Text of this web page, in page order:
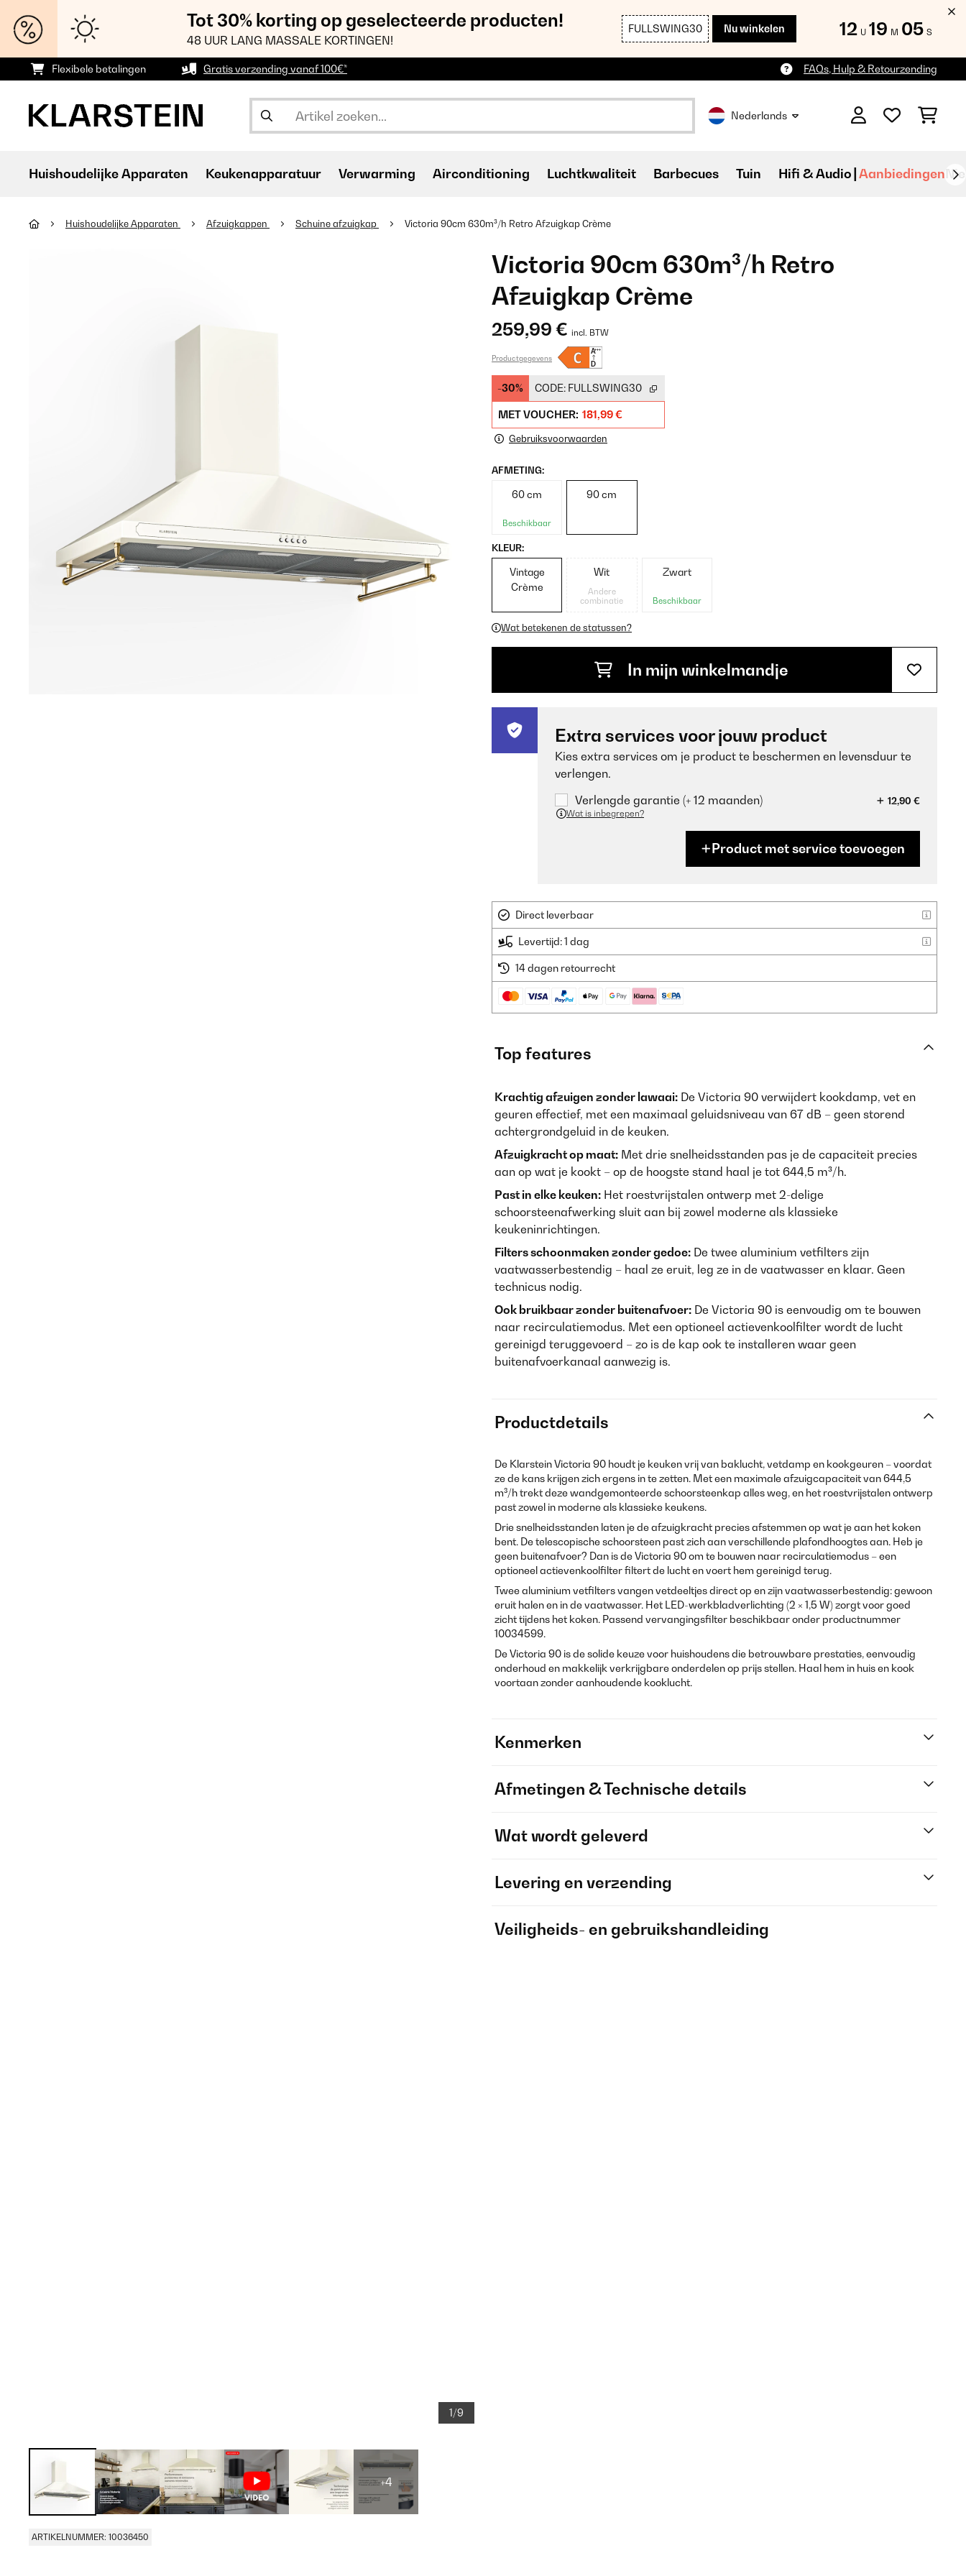
Tot 30% korting op geselecteerde producten!
48 UUR LANG MASSALE KORTINGEN!
FULLSWING30 Nu winkelen 12 U 19 M 04 S
Flexibele betalingen Gratis verzending vanaf 100€* FAQs, Hulp & Retourzending
Nederlands
Huishoudelijke Apparaten Keukenapparatuur Verwarming Airconditioning Luchtkwaliteit Barbecues Tuin Hifi & Audio Aanbiedingen
Huishoudelijke Apparaten Afzuigkappen Schuine afzuigkap Victoria 90cm 630m³/h Retro Afzuigkap Crème
1/9
+4
ARTIKELNUMMER: 10036450
Victoria 90cm 630m³/h Retro
Afzuigkap Crème
259,99 € incl. BTW
Productgegevens
-30% CODE: FULLSWING30
MET VOUCHER: 181,99 €
Gebruiksvoorwaarden
AFMETING:
60 cm
Beschikbaar
90 cm
KLEUR:
Vintage
Crème
Wit
Andere
combinatie
Zwart
Beschikbaar
Wat betekenen de statussen?
In mijn winkelmandje
Extra services voor jouw product
Kies extra services om je product te beschermen en levensduur te
verlengen.
Verlengde garantie (+ 12 maanden)
12,90 €
Wat is inbegrepen?
Product met service toevoegen
Direct leverbaar
Levertijd: 1 dag
14 dagen retourrecht
Top features
Krachtig afzuigen zonder lawaai: De Victoria 90 verwijdert kookdamp, vet en
geuren effectief, met een maximaal geluidsniveau van 67 dB – geen storend
achtergrondgeluid in de keuken.
Afzuigkracht op maat: Met drie snelheidsstanden pas je de capaciteit precies
aan op wat je kookt – op de hoogste stand haal je tot 644,5 m³/h.
Past in elke keuken: Het roestvrijstalen ontwerp met 2-delige
schoorsteenafwerking sluit aan bij zowel moderne als klassieke
keukeninrichtingen.
Filters schoonmaken zonder gedoe: De twee aluminium vetfilters zijn
vaatwasserbestendig – haal ze eruit, leg ze in de vaatwasser en klaar. Geen
technicus nodig.
Ook bruikbaar zonder buitenafvoer: De Victoria 90 is eenvoudig om te bouwen
naar recirculatiemodus. Met een optioneel actievenkoolfilter wordt de lucht
gereinigd teruggevoerd – zo is de kap ook te installeren waar geen
buitenafvoerkanaal aanwezig is.
Productdetails
De Klarstein Victoria 90 houdt je keuken vrij van baklucht, vetdamp en kookgeuren – voordat
ze de kans krijgen zich ergens in te zetten. Met een maximale afzuigcapaciteit van 644,5
m³/h trekt deze wandgemonteerde schoorsteenkap alles weg, en het roestvrijstalen ontwerp
past zowel in moderne als klassieke keukens.
Drie snelheidsstanden laten je de afzuigkracht precies afstemmen op wat je aan het koken
bent. De telescopische schoorsteen past zich aan verschillende plafondhoogtes aan. Heb je
geen buitenafvoer? Dan is de Victoria 90 om te bouwen naar recirculatiemodus – een
optioneel actievenkoolfilter filtert de lucht en voert hem gereinigd terug.
Twee aluminium vetfilters vangen vetdeeltjes direct op en zijn vaatwasserbestendig: gewoon
eruit halen en in de vaatwasser. Het LED-werkbladverlichting (2 × 1,5 W) zorgt voor goed
zicht tijdens het koken. Passend vervangingsfilter beschikbaar onder productnummer
10034599.
De Victoria 90 is de solide keuze voor huishoudens die betrouwbare prestaties, eenvoudig
onderhoud en makkelijk verkrijgbare onderdelen op prijs stellen. Haal hem in huis en kook
voortaan zonder aanhoudende kooklucht.
Kenmerken
Afmetingen & Technische details
Wat wordt geleverd
Levering en verzending
Veiligheids- en gebruikshandleiding